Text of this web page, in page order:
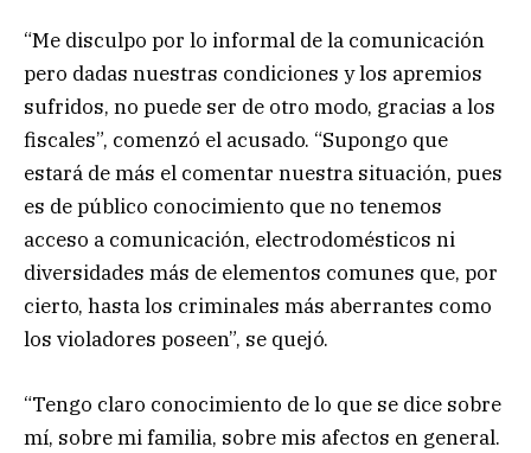
“Me disculpo por lo informal de la comunicación
pero dadas nuestras condiciones y los apremios
sufridos, no puede ser de otro modo, gracias a los
fiscales”, comenzó el acusado. “Supongo que
estará de más el comentar nuestra situación, pues
es de público conocimiento que no tenemos
acceso a comunicación, electrodomésticos ni
diversidades más de elementos comunes que, por
cierto, hasta los criminales más aberrantes como
los violadores poseen”, se quejó.
“Tengo claro conocimiento de lo que se dice sobre
mí, sobre mi familia, sobre mis afectos en general.